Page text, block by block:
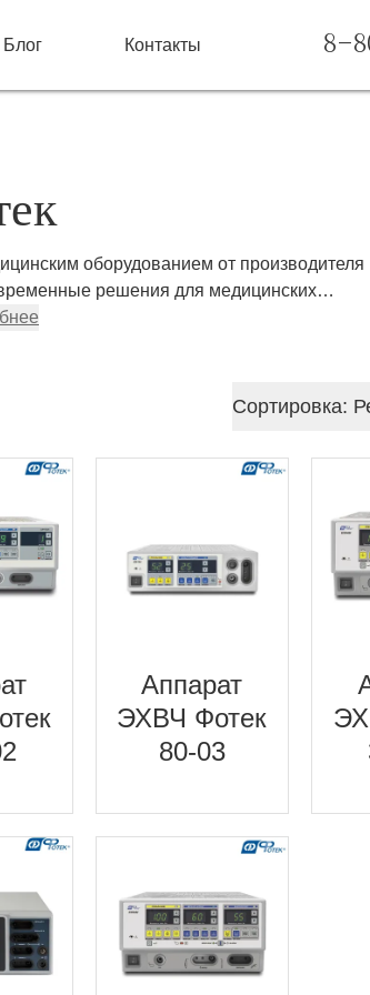
Блог Контакты 8-
оборудованием от производителя
решения для медицинских
технологиями. Купите
Надежность и высокое качество – вот
Фотек сегодня и обеспечьте
Сортировка:
Аппарат
ЭХВЧ Фотек
80-03